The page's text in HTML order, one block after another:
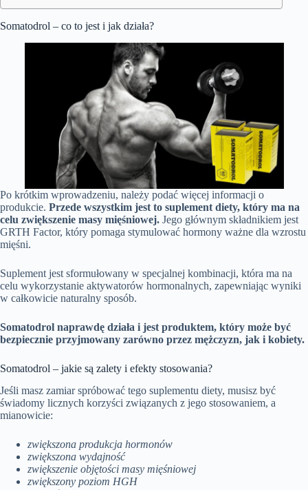
Somatodrol – co to jest i jak działa?
Po krótkim wprowadzeniu, należy podać więcej informacji o
produkcie. Przede wszystkim jest to suplement diety, który ma na
celu zwiększenie masy mięśniowej. Jego głównym składnikiem jest
GRTH Factor, który pomaga stymulować hormony ważne dla wzrostu
mięśni.
Suplement jest sformułowany w specjalnej kombinacji, która ma na
celu wykorzystanie aktywatorów hormonalnych, zapewniając wyniki
w całkowicie naturalny sposób.
Somatodrol naprawdę działa i jest produktem, który może być
bezpiecznie przyjmowany zarówno przez mężczyzn, jak i kobiety.
Somatodrol – jakie są zalety i efekty stosowania?
Jeśli masz zamiar spróbować tego suplementu diety, musisz być
świadomy licznych korzyści związanych z jego stosowaniem, a
mianowicie:
zwiększona produkcja hormonów
zwiększona wydajność
zwiększenie objętości masy mięśniowej
zwiększony poziom HGH